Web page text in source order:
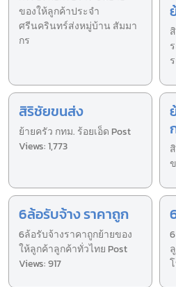
ของให้ลูกค้าประจำ
ศรีนครินทร์ส่งหมู่บ้าน สัมมา
กร
สิริชัยขนส่ง
ย้ายครัว กทม. ร้อยเอ็ด Post
Views: 1,773
6ล้อรับจ้าง ราคาถูก
6ล้อรับจ้างราคาถูกย้ายของ
ให้ลูกค้าลูกค้าทั่วไทย Post
Views: 917